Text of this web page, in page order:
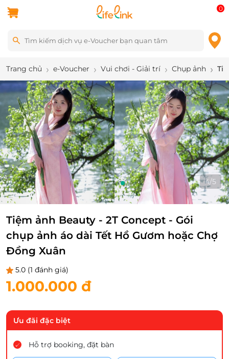
0
Trang chủ e-Voucher Vui chơi - Giải trí Chụp ảnh
4/5
Tiệm ảnh Beauty - 2T Concept - Gói
chụp ảnh áo dài Tết Hồ Gươm hoặc Chợ
Đồng Xuân
5.0 (1 đánh giá)
1.000.000 đ
Ưu đãi đặc biệt
Hỗ trợ booking, đặt bàn